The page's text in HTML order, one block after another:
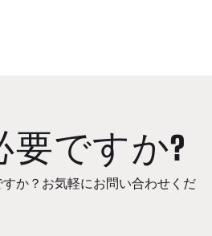
要ですか?
か？お気軽にお問い合わせくだ